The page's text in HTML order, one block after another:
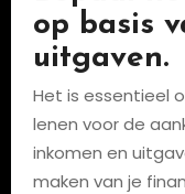
op basis
uitgaven.
Het is essentieel
lenen voor de
inkomen en
maken van je